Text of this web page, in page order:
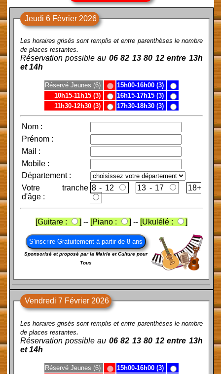
Jeudi 6 Février 2026
Les horaires grisés sont remplis et entre parenthèses le nombre
de places restantes.
Réservation possible au 06 82 13 80 12 entre 13h
et 14h
Réservé Jeunes (6)
15h00-16h00 (3)
10h15-11h15 (3)
16h15-17h15 (3)
11h30-12h30 (3)
17h30-18h30 (3)
Nom:
Prénom:
Mail :
Mobile:
Département :
Votre tranche
d'âge :
8 - 12 13 - 17 18+
[Guitare : -- [Piano : -- [Ukulélé :
Sponsorisé et proposé par la Mairie et Culture pour
Tous
Vendredi 7 Février 2026
Les horaires grisés sont remplis et entre parenthèses le nombre
de places restantes.
Réservation possible au 06 82 13 80 12 entre 13h
et 14h
Réservé Jeunes (6)
15h00-16h00 (3)